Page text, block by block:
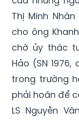
nghị hoãn
Sau khi nghe
của những
Thị Minh
cho ông
chờ ủy thác
Hảo (SN 1976,
trong trường